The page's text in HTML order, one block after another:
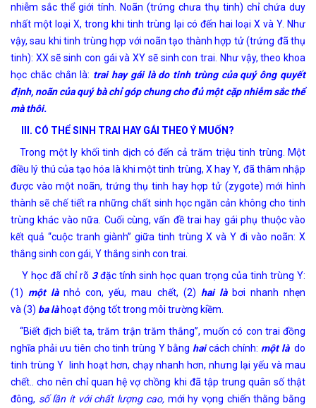
nhiễm sắc thể giới tính. Noãn (trứng chưa thụ tinh) chỉ chứa duy
nhất một loại X, trong khi tinh trùng lại có đến hai loại X và Y. Như
vậy, sau khi tinh trùng hợp với noãn tạo thành hợp tử (trứng đã thụ
tinh): XX sẽ sinh con gái và XY sẽ sinh con trai. Như vậy, theo khoa
học chắc chắn là: trai hay gái là do tinh trùng của quý ông quyết
định, noãn của quý bà chỉ góp chung cho đủ một cặp nhiễm sắc thể
mà thôi.
III. CÓ THỂ SINH TRAI HAY GÁI THEO Ý MUỐN?
Trong một ly khối tinh dịch có đến cả trăm triệu tinh trùng. Một
điều lý thú của tạo hóa là khi một tinh trùng, X hay Y, đã thâm nhập
được vào một noãn, trứng thụ tinh hay hợp tử (zygote) mới hình
thành sẽ chế tiết ra những chất sinh học ngăn cản không cho tinh
trùng khác vào nữa. Cuối cùng, vấn đề trai hay gái phụ thuộc vào
kết quả “cuộc tranh giành” giữa tinh trùng X và Y đi vào noãn: X
thắng sinh con gái, Y thắng sinh con trai.
Y học đã chỉ rõ 3đặc tính sinh học quan trọng của tinh trùng Y:
(1) một lànhỏ con, yếu, mau chết, (2) hai làbơi nhanh nhẹn
và (3) ba làhoạt động tốt trong môi trường kiềm.
“Biết địch biết ta, trăm trận trăm thắng”, muốn có con trai đồng
nghĩa phải ưu tiên cho tinh trùng Y bằng hai cách chính: một làdo
tinh trùng Y linh hoạt hơn, chạy nhanh hơn, nhưng lại yếu và mau
chết.. cho nên chỉ quan hệ vợ chồng khi đã tập trung quân số thật
đông, số lần ít với chất lượng cao,mới hy vọng chiến thằng bằng